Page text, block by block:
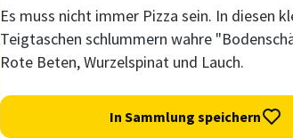
Es muss nicht immer Pizza sein. In diesen
Teigtaschen schlummern wahre
Rote Beten, Wurzelspinat und Lauch.
In Sammlung speichern